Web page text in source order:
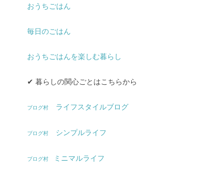
おうちごはん
毎日のごはん
おうちごはんを楽しむ暮らし
✔︎ 暮らしの関心ごとはこちらから
ブログ村 ライフスタイルブログ
ブログ村 シンプルライフ
ブログ村 ミニマルライフ